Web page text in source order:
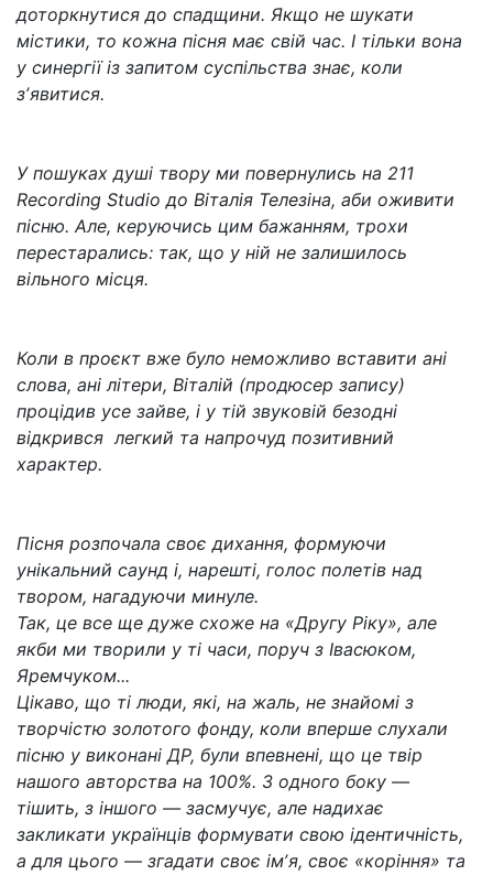
доторкнутися до спадщини. Якщо не шукати
містики, то кожна пісня має свій час. І тільки вона
у синергії із запитом суспільства знає, коли
зʼявитися.
У пошуках душі твору ми повернулись на 211
Recording Studio до Віталія Телезіна, аби оживити
пісню. Але, керуючись цим бажанням, трохи
перестарались: так, що у ній не залишилось
вільного місця.
Коли в проєкт вже було неможливо вставити ані
слова, ані літери, Віталій (продюсер запису)
процідив усе зайве, і у тій звуковій безодні
відкрився легкий та напрочуд позитивний
характер.
Пісня розпочала своє дихання, формуючи
унікальний саунд і, нарешті, голос полетів над
твором, нагадуючи минуле.
Так, це все ще дуже схоже на «Другу Ріку», але
якби ми творили у ті часи, поруч з Івасюком,
Яремчуком...
Цікаво, що ті люди, які, на жаль, не знайомі з
творчістю золотого фонду, коли вперше слухали
пісню у виконані ДР, були впевнені, що це твір
нашого авторства на 100%. З одного боку —
тішить, з іншого — засмучує, але надихає
закликати українців формувати свою ідентичність,
а для цього — згадати своє імʼя, своє «коріння» та